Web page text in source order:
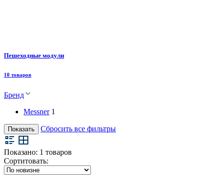
Пешеходные модули
10 товаров
Бренд
Messner 1
Показать Сбросить все фильтры
Показано: 1 товаров
Сортитовать: